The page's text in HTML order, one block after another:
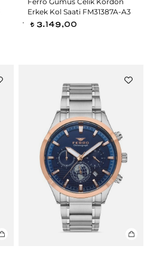
Erkek Kol Saati FM31387A-A3
t 3.149,00